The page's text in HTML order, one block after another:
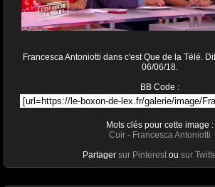
Francesca Antoniotti dans c'est Que de la Télé.
06/06/18.
BB Code :
Mots clés pour cette image :
Cuir- Francesca Antoniotti
Partager sur Pinterest ou sur